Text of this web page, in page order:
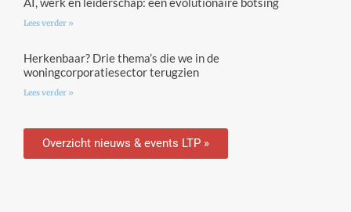
Lees verder »
Herkenbaar? Drie thema’s die we in de
woningcorporatiesector terugzien
Lees verder »
Overzicht nieuws & events LTP »